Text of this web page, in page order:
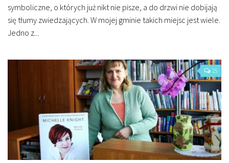
symboliczne, o których już nikt nie pisze, a do drzwi nie dobijają
się tłumy zwiedzających. W mojej gminie takich miejsc jest wiele.
Jedno z...
15